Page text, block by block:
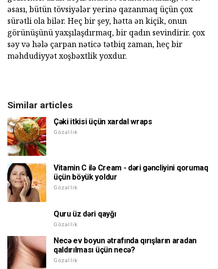
əsası, bütün tövsiyələr yerinə qazanmaq üçün çox
sürətli ola bilər. Heç bir şey, hətta ən kiçik, onun
görünüşünü yaxşılaşdırmaq, bir qadın sevindirir. çox
səy və hələ çarpan nəticə tətbiq zaman, heç bir
məhdudiyyət xoşbəxtlik yoxdur.
Similar articles
Çəki itkisi üçün xardal wraps
Gözəllik
Vitamin C ilə Cream - dəri gəncliyini qorumaq
üçün böyük yoldur
Gözəllik
Quru üz dəri qayğı
Gözəllik
Necə ev boyun ətrafında qırışların aradan
qaldırılması üçün necə?
Gözəllik